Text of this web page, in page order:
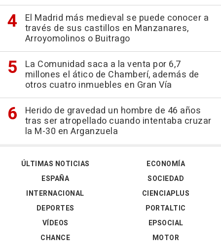
El Madrid más medieval se puede conocer a
través de sus castillos en Manzanares,
Arroyomolinos o Buitrago
La Comunidad saca a la venta por 6,7
millones el ático de Chamberí, además de
otros cuatro inmuebles en Gran Vía
Herido de gravedad un hombre de 46 años
tras ser atropellado cuando intentaba cruzar
la M-30 en Arganzuela
ÚLTIMAS NOTICIAS
ESPAÑA
INTERNACIONAL
DEPORTES
VÍDEOS
ECONOMÍA
SOCIEDAD
CIENCIAPLUS
PORTALTIC
EPSOCIAL
CHANCE
MOTOR